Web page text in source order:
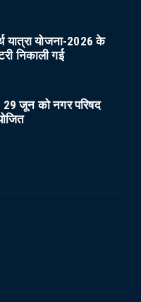
यात्रा योजना-2026 के
निकाली गई
29 जून को नगर परिषद